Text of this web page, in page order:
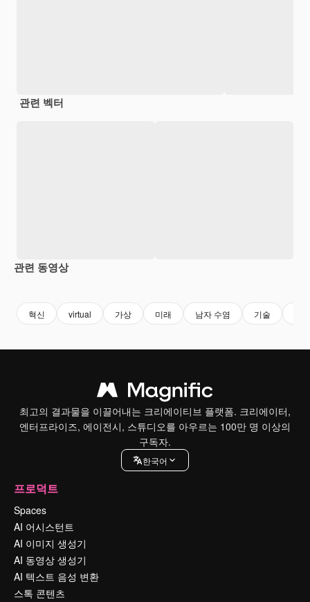
관련 벡터
관련 동영상
혁신 virtual 가상 미래 남자 수염 기술
최고의 결과물을 이끌어내는 크리에이티브 플랫폼. 크리에이터,
엔터프라이즈, 에이전시, 스튜디오를 아우르는 100만 명 이상의
구독자.
한국어
프로덕트
Spaces
AI 어시스턴트
AI 이미지 생성기
AI 동영상 생성기
AI 텍스트 음성 변환
스톡 콘텐츠